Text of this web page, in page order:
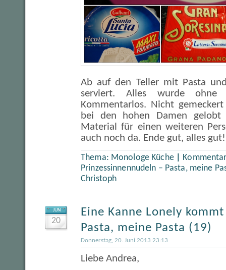
Ab auf den Teller mit Pasta
serviert. Alles wurde ohne
Kommentarlos. Nicht
bei den hohen Damen gelobt
Material für einen weiteren
auch noch da. Ende gut, alles gut!
Thema: Monologe Küche
Prinzessinnennudeln – Pasta, meine
Christoph
JUN
20
Eine Kanne Lonely
Pasta, meine Pasta (19)
Donnerstag, 20. Juni 2013 23:13
Liebe Andrea,